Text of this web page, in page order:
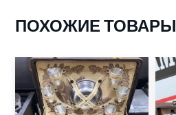
ПОХОЖИЕ ТОВАРЫ